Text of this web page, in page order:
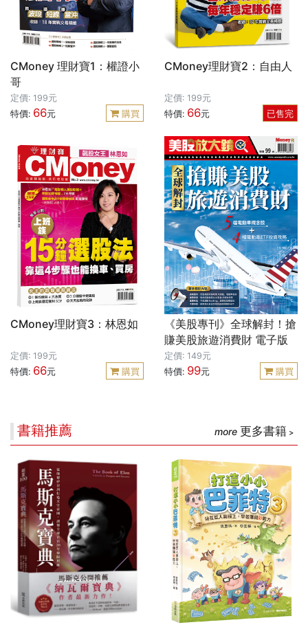
CMoney 理財寶1：權證小
哥
定價: 199元
特價: 66元 購買
CMoney理財寶2：自由人
定價: 199元
特價: 66元 已售完
CMoney理財寶3：林恩如
定價: 199元
特價: 66元 購買
《美股專刊》全球解封！搶
賺美股旅遊消費財 電子版
定價: 149元
特價: 99元 購買
書籍推薦 更多書籍